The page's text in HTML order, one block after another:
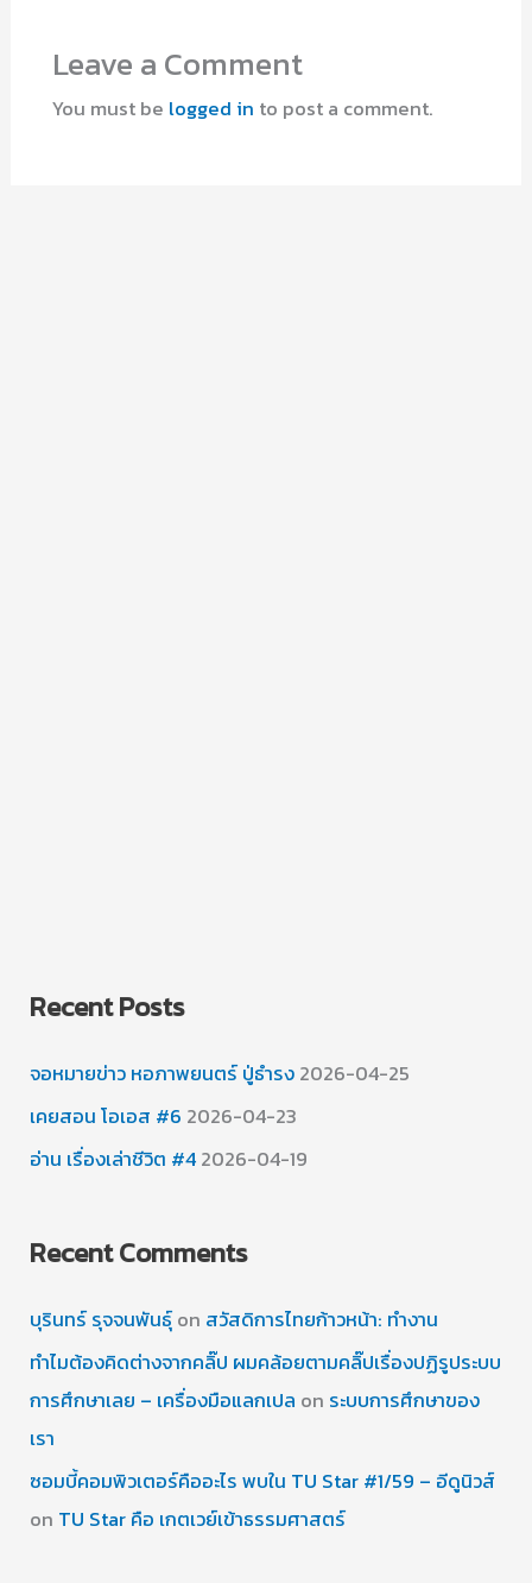
Leave a Comment
You must be logged in to post a comment.
Recent Posts
จอหมายข่าว หอภาพยนตร์ ปู่ธำรง 2026-04-25
เคยสอน โอเอส #6 2026-04-23
อ่าน เรื่องเล่าชีวิต #4 2026-04-19
Recent Comments
บุรินทร์ รุจจนพันธุ์on สวัสดิการไทยก้าวหน้า: ทำงาน
ทำไมต้องคิดต่างจากคลิ๊ป ผมคล้อยตามคลิ๊ปเรื่องปฏิรูประบบ
การศึกษาเลย – เครื่องมือแลกเปล on ระบบการศึกษาของ
เรา
ซอมบี้คอมพิวเตอร์คืออะไร พบใน TU Star #1/59 – อีดูนิวส์
on TU Star คือ เกตเวย์เข้าธรรมศาสตร์